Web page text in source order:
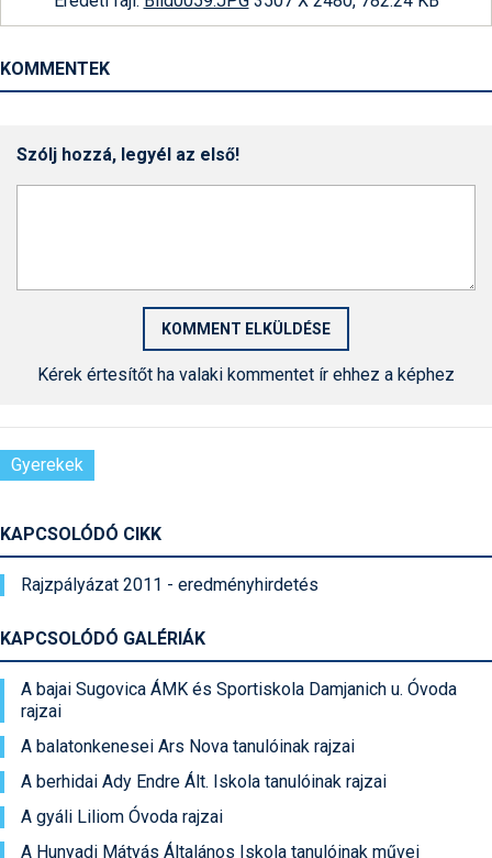
KOMMENTEK
Szólj hozzá, legyél az első!
Kérek értesítőt ha valaki kommentet ír ehhez a képhez
Gyerekek
KAPCSOLÓDÓ CIKK
Rajzpályázat 2011 - eredményhirdetés
KAPCSOLÓDÓ GALÉRIÁK
A bajai Sugovica ÁMK és Sportiskola Damjanich u. Óvoda
rajzai
A balatonkenesei Ars Nova tanulóinak rajzai
A berhidai Ady Endre Ált. Iskola tanulóinak rajzai
A gyáli Liliom Óvoda rajzai
A Hunyadi Mátyás Általános Iskola tanulóinak művei